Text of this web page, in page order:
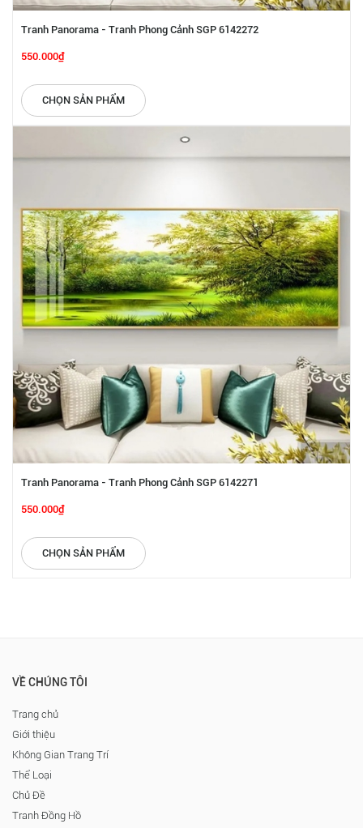
Tranh Panorama - Tranh Phong Cảnh SGP 6142272
550.000₫
CHỌN SẢN PHẨM
Tranh Panorama - Tranh Phong Cảnh SGP 6142271
550.000₫
CHỌN SẢN PHẨM
VỀ CHÚNG TÔI
Trang chủ
Giới thiệu
Không Gian Trang Trí
Thể Loại
Chủ Đề
Tranh Đồng Hồ